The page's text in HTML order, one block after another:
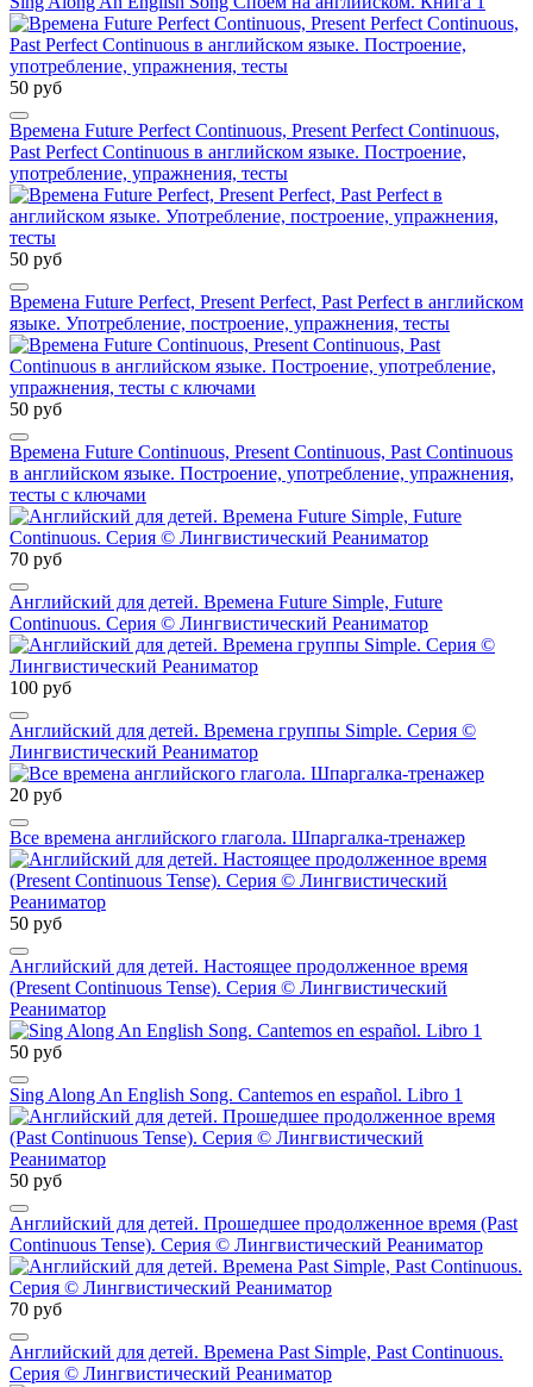
50 руб
Времена Future Perfect Continuous, Present Perfect Continuous,
Past Perfect Continuous в английском языке. Построение,
употребление, упражнения, тесты
50 руб
Времена Future Perfect, Present Perfect, Past Perfect в английском
языке. Употребление, построение, упражнения, тесты
50 руб
Времена Future Continuous, Present Continuous, Past Continuous
в английском языке. Построение, употребление, упражнения,
тесты с ключами
70 руб
Английский для детей. Времена Future Simple, Future
Continuous. Серия © Лингвистический Реаниматор
100 руб
Английский для детей. Времена группы Simple. Серия ©
Лингвистический Реаниматор
20 руб
Все времена английского глагола. Шпаргалка-тренажер
50 руб
Английский для детей. Настоящее продолженное время
(Present Continuous Tense). Серия © Лингвистический
Реаниматор
50 руб
Sing Along An English Song. Cantemos en español. Libro 1
50 руб
Английский для детей. Прошедшее продолженное время (Past
Continuous Tense). Серия © Лингвистический Реаниматор
70 руб
Английский для детей. Времена Past Simple, Past Continuous.
Серия © Лингвистический Реаниматор